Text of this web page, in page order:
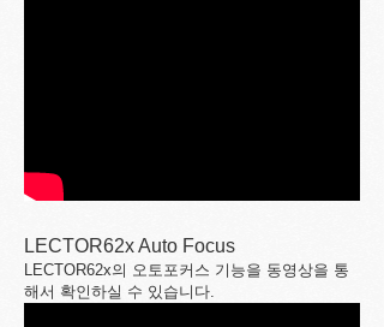
LECTOR62x Auto Focus
LECTOR62x의 오토포커스 기능을 동영상을 통
해서 확인하실 수 있습니다.